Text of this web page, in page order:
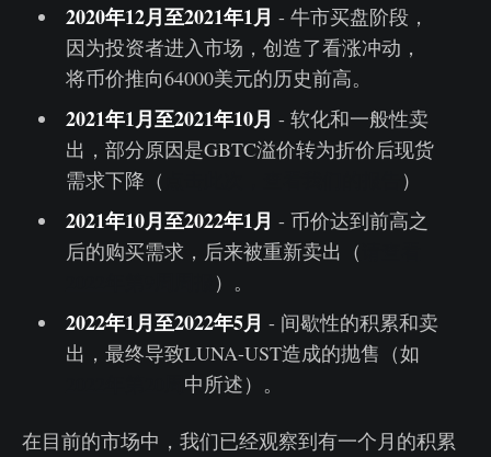
2020年12月至2021年1月 - 牛市买盘阶段，
因为投资者进入市场，创造了看涨冲动，
将币价推向64000美元的历史前高。
2021年1月至2021年10月 - 软化和一般性卖
出，部分原因是GBTC溢价转为折价后现货
需求下降（
）
2021年10月至2022年1月 - 币价达到前高之
后的购买需求，后来被重新卖出（
）。
2022年1月至2022年5月 - 间歇性的积累和卖
出，最终导致LUNA-UST造成的抛售（如
中所述）。
在目前的市场中，我们已经观察到有一个月的积累